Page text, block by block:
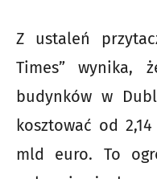
Z ustaleń
Times” wynika,
budynków w
kosztować od
mld euro. To